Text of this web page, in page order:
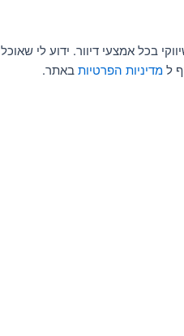
בכל אמצעי דיוור. ידוע לי שאוכל
ל מדיניות הפרטיות באתר.